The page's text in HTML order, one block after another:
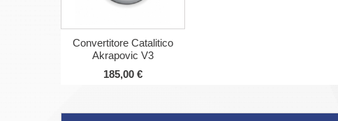
Convertitore Catalitico
Akrapovic V3
185,00 €